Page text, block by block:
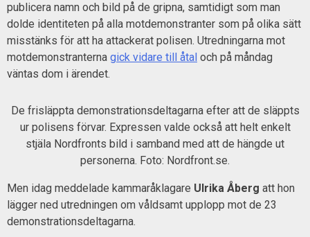
publicera namn och bild på de gripna, samtidigt som man
dolde identiteten på alla motdemonstranter som på olika sätt
misstänks för att ha attackerat polisen. Utredningarna mot
motdemonstranterna gick vidare till åtal och på måndag
väntas dom i ärendet.
De frisläppta demonstrationsdeltagarna efter att de släppts
ur polisens förvar. Expressen valde också att helt enkelt
stjäla Nordfronts bild i samband med att de hängde ut
personerna. Foto: Nordfront.se.
Men idag meddelade kammaråklagare Ulrika Åberg att hon
lägger ned utredningen om våldsamt upplopp mot de 23
demonstrationsdeltagarna.